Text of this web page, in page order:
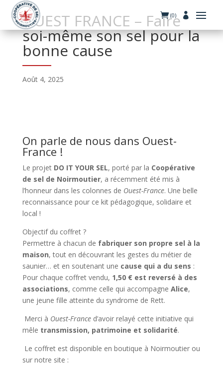
(0)
OUEST FRANCE – Faire
soi-même son sel pour la
bonne cause
Août 4, 2025
On parle de nous dans Ouest-
France !
Le projet DO IT YOUR SEL, porté par la Coopérative
de sel de Noirmoutier, a récemment été mis à
l’honneur dans les colonnes de Ouest-France. Une belle
reconnaissance pour ce kit pédagogique, solidaire et
local !
Objectif du coffret ?
Permettre à chacun de fabriquer son propre sel à la
maison, tout en découvrant les gestes du métier de
saunier… et en soutenant une cause qui a du sens :
Pour chaque coffret vendu, 1,50 € est reversé à des
associations, comme celle qui accompagne Alice,
une jeune fille atteinte du syndrome de Rett.
Merci à Ouest-Franced’avoir relayé cette initiative qui
mêle transmission, patrimoine et solidarité.
Le coffret est disponible en boutique à Noirmoutier ou
sur notre site :